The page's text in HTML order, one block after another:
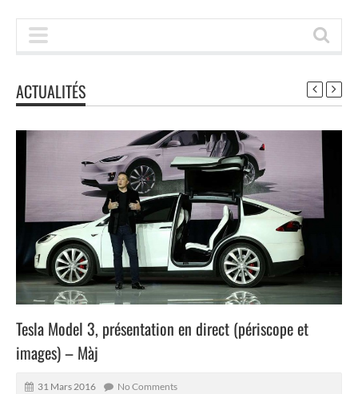
ACTUALITÉS
Tesla Model 3, présentation en direct (périscope et
images) – Màj
31 Mars 2016
No Comments